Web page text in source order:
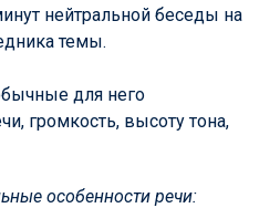
нейтральной беседы на
темы.
для него
громкость, высоту тона,
особенности речи: